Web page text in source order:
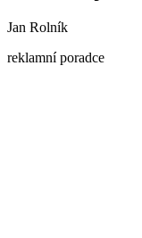
Jan Rolník
reklamní poradce